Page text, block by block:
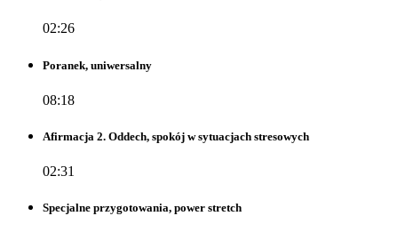
02:26
Poranek, uniwersalny
08:18
Afirmacja 2. Oddech, spokój w sytuacjach stresowych
02:31
Specjalne przygotowania, power stretch